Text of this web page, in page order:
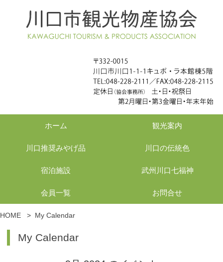
ホーム 観光案内
川口推奨みやげ品 川口の伝統色
宿泊施設 武州川口七福神
会員一覧 お問合せ
HOME > My Calendar
My Calendar